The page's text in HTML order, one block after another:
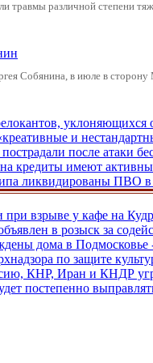
травмы различной степени
Собянина, в июле в сторону
уклоняющихся
и
после атаки
на кредиты имеют
ликвидированы ПВО
при взрыве у кафе на
в розыск за
дома в Подмосковье
по защите
КНР, Иран и КНДР
постепенно